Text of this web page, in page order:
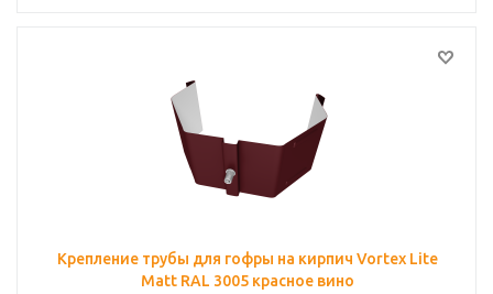
Крепление трубы для гофры на кирпич Vortex Lite
Matt RAL 3005 красное вино